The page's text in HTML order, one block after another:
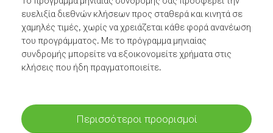
ευελιξία διεθνών κλήσεων προς σταθερά και κινητά σε
χαμηλές τιμές, χωρίς να χρειάζεται κάθε φορά ανανέωση
του προγράμματος. Με το πρόγραμμα μηνιαίας
συνδρομής μπορείτε να εξοικονομείτε χρήματα στις
κλήσεις που ήδη πραγματοποιείτε.
Περισσότεροι προορισμοί